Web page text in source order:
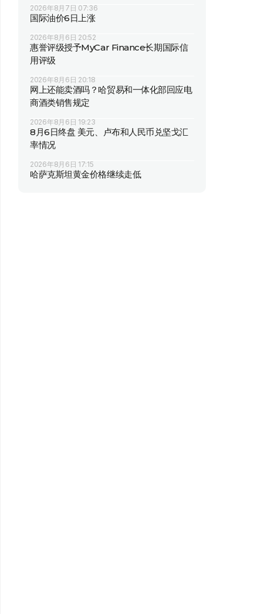
2026年8月7日 07:36
国际油价6日上涨
2026年8月6日 20:52
惠誉评级授予MyCar Finance长期国际信
用评级
2026年8月6日 20:18
网上还能卖酒吗？哈贸易和一体化部回应电
商酒类销售规定
2026年8月6日 19:23
8月6日终盘 美元、卢布和人民币兑坚戈汇
率情况
2026年8月6日 17:15
哈萨克斯坦黄金价格继续走低